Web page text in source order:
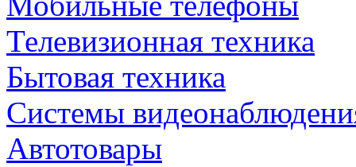
Телевизионная техника
Бытовая техника
Cистемы
Автотовары